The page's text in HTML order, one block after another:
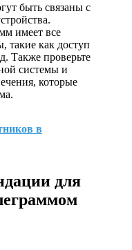
быть связаны с
имеет все
такие как доступ
Также проверьте
системы и
которые
в
для